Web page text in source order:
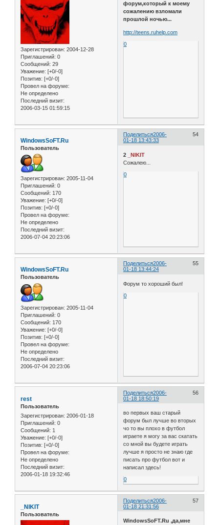
Зарегистрирован: 2004-12-28
Приглашений: 0
Сообщений: 29
Уважение: [+0/-0]
Позитив: [+0/-0]
Провел на форуме:
Не определено
Последний визит:
2006-03-15 01:59:15
форум,который к моему
сожалению взломали
прошлой ночью...
http://teens.ruhelp.com
0
Поделиться 54
2006-
01-18 13:43:33
WindowsSoFT.Ru
Пользователь
Зарегистрирован: 2005-11-04
Приглашений: 0
Сообщений: 170
Уважение: [+0/-0]
Позитив: [+0/-0]
Провел на форуме:
Не определено
Последний визит:
2006-07-04 20:23:06
2
_NIKIT
Сожалею...
0
Поделиться 55
2006-
01-18 13:44:24
WindowsSoFT.Ru
Пользователь
Зарегистрирован: 2005-11-04
Приглашений: 0
Сообщений: 170
Уважение: [+0/-0]
Позитив: [+0/-0]
Провел на форуме:
Не определено
Последний визит:
2006-07-04 20:23:06
Форум то хороший был!
0
Поделиться 56
2006-
01-18 18:50:19
rest
Пользователь
Зарегистрирован: 2006-01-18
Приглашений: 0
Сообщений: 1
Уважение: [+0/-0]
Позитив: [+0/-0]
Провел на форуме:
Не определено
Последний визит:
2006-01-18 19:32:46
во первых ваш старый
форум был лучше во вторых
чо то вы плохо в футбол
играете я могу за вас скатать
со мной вы будете играть
лучше я просто не знаю где
писать про футбол вот и
написал здесь!
0
Поделиться 57
2006-
01-18 21:31:56
_NIKIT
Пользователь
WindowsSoFT.Ru ,да,мне